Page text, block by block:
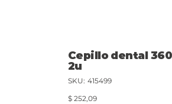
Cepillo dental
2u
SKU: SKU
415499
Precio
$ 252,09